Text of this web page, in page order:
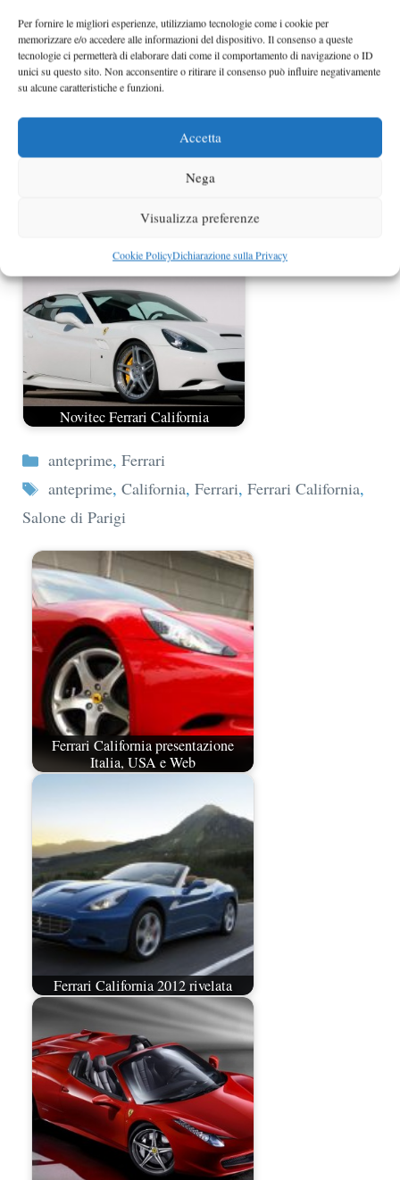
Per fornire le migliori esperienze, utilizziamo tecnologie come i cookie per
memorizzare e/o accedere alle informazioni del dispositivo. Il consenso a queste
tecnologie ci permetterà di elaborare dati come il comportamento di navigazione o ID
unici su questo sito. Non acconsentire o ritirare il consenso può influire negativamente
su alcune caratteristiche e funzioni.
Accetta
Nega
Visualizza preferenze
Cookie PolicyDichiarazione sulla Privacy
Ferrari California HGTE al
Novitec Ferrari California
Categorie
anteprime, Ferrari
Tag
anteprime, California, Ferrari, Ferrari California,
Salone di Parigi
Ferrari California presentazione
Italia, USA e Web
Ferrari California 2012 rivelata